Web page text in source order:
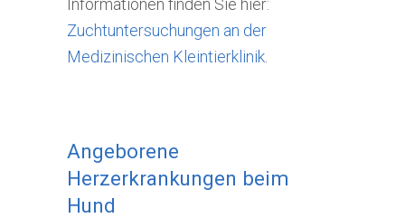
Informationen finden Sie hier:
Zuchtuntersuchungen an der
Medizinischen Kleintierklinik.
Angeborene
Herzerkrankungen beim
Hund